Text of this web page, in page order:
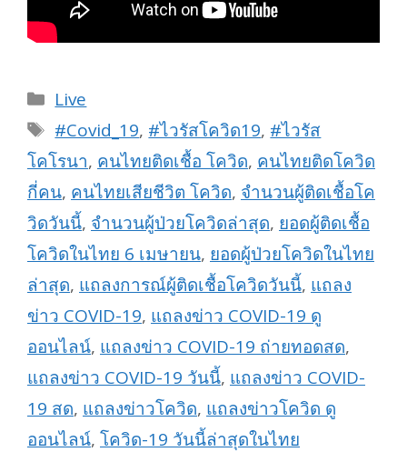
Categories
Live
Tags
#Covid_19, #ไวรัสโควิด19, #ไวรัส
โคโรนา, คนไทยติดเชื้อ โควิด, คนไทยติดโควิด
กี่คน, คนไทยเสียชีวิต โควิด, จำนวนผู้ติดเชื้อโค
วิดวันนี้, จำนวนผู้ป่วยโควิดล่าสุด, ยอดผู้ติดเชื้อ
โควิดในไทย 6 เมษายน, ยอดผู้ป่วยโควิดในไทย
ล่าสุด, แถลงการณ์ผู้ติดเชื้อโควิดวันนี้, แถลง
ข่าว COVID-19, แถลงข่าว COVID-19 ดู
ออนไลน์, แถลงข่าว COVID-19 ถ่ายทอดสด,
แถลงข่าว COVID-19 วันนี้, แถลงข่าว COVID-
19 สด, แถลงข่าวโควิด, แถลงข่าวโควิด ดู
ออนไลน์, โควิด-19 วันนี้ล่าสุดในไทย